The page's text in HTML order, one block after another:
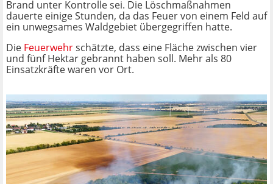
Brand unter Kontrolle sei. Die Löschmaßnahmen
dauerte einige Stunden, da das Feuer von einem Feld auf
ein unwegsames Waldgebiet übergegriffen hatte.
Die Feuerwehrschätzte, dass eine Fläche zwischen vier
und fünf Hektar gebrannt haben soll. Mehr als 80
Einsatzkräfte waren vor Ort.